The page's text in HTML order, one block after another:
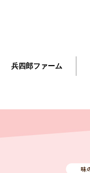
兵四郎ファーム